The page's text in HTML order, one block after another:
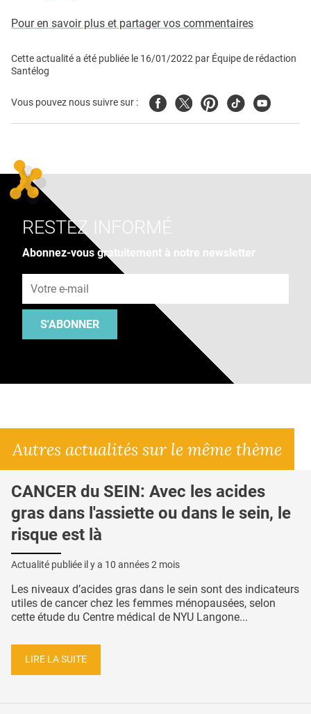
Pour en savoir plus et partager vos commentaires
Cette actualité a été publiée le 16/01/2022 par Équipe de rédaction
Santélog
Vous pouvez nous suivre sur : FacebookTwitterPinterest
TiktokYoutube
RESTEZ INFORMÉ
Abonnez-vous gratuitement à notre newsletter
S'ABONNER
Autres actualités sur le même thème
CANCER du SEIN: Avec les acides
gras dans l'assiette ou dans le sein, le
risque est là
Actualité publiée il y a 10 années 2 mois
Les niveaux d’acides gras dans le sein sont des indicateurs
utiles de cancer chez les femmes ménopausées, selon
cette étude du Centre médical de NYU Langone...
LIRE LA SUITE